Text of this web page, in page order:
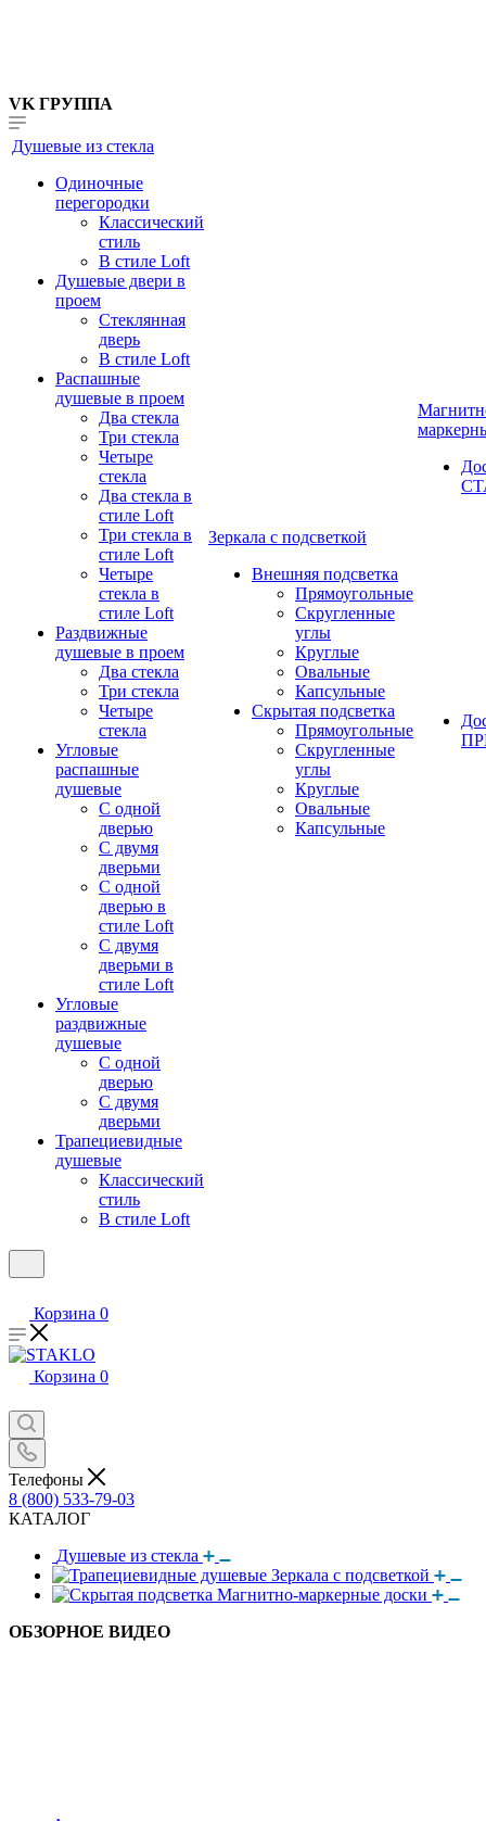
VK ГРУППА
Душевые из стекла
Одиночные
перегородки
Классический
стиль
В стиле Loft
Душевые двери в
проем
Стеклянная
дверь
В стиле Loft
Распашные
душевые в проем
Два стекла
Три стекла
Четыре
стекла
Два стекла в
стиле Loft
Три стекла в
стиле Loft
Четыре
стекла в
стиле Loft
Раздвижные
душевые в проем
Два стекла
Три стекла
Четыре
стекла
Угловые
распашные
душевые
С одной
дверью
С двумя
дверьми
С одной
дверью в
стиле Loft
С двумя
дверьми в
стиле Loft
Угловые
раздвижные
душевые
С одной
дверью
С двумя
дверьми
Трапециевидные
душевые
Классический
стиль
В стиле Loft
Зеркала с подсветкой
Внешняя подсветка
Прямоугольные
Скругленные
углы
Круглые
Овальные
Капсульные
Скрытая подсветка
Прямоугольные
Скругленные
углы
Круглые
Овальные
Капсульные
Корзина 0
Корзина 0
Телефоны
8 (800) 533-79-03
КАТАЛОГ
Душевые из стекла
Зеркала с подсветкой
Магнитно-маркерные доски
ОБЗОРНОЕ ВИДЕО